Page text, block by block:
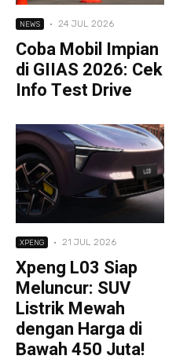
NEWS · 24 JUL 2026
Coba Mobil Impian
di GIIAS 2026: Cek
Info Test Drive
XPENG · 21 JUL 2026
Xpeng L03 Siap
Meluncur: SUV
Listrik Mewah
dengan Harga di
Bawah 450 Juta!